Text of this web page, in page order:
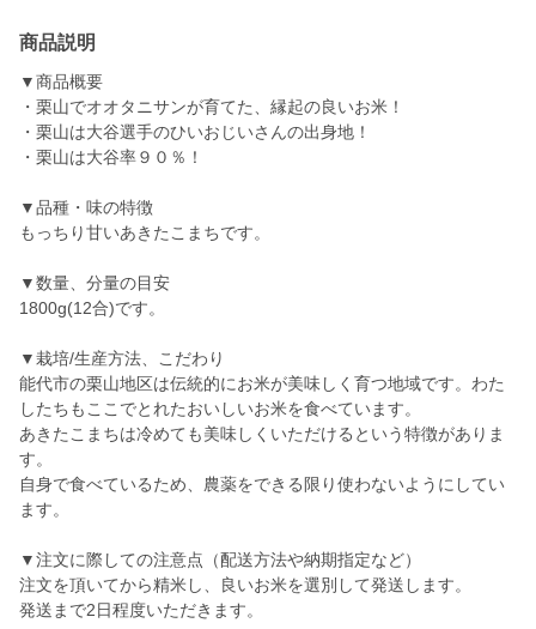
商品説明
▼商品概要
・栗山でオオタニサンが育てた、縁起の良いお米！
・栗山は大谷選手のひいおじいさんの出身地！
・栗山は大谷率９０％！
▼品種・味の特徴
もっちり甘いあきたこまちです。
▼数量、分量の目安
1800g(12合)です。
▼栽培/生産方法、こだわり
能代市の栗山地区は伝統的にお米が美味しく育つ地域です。わた
したちもここでとれたおいしいお米を食べています。
あきたこまちは冷めても美味しくいただけるという特徴がありま
す。
自身で食べているため、農薬をできる限り使わないようにしてい
ます。
▼注文に際しての注意点（配送方法や納期指定など）
注文を頂いてから精米し、良いお米を選別して発送します。
発送まで2日程度いただきます。